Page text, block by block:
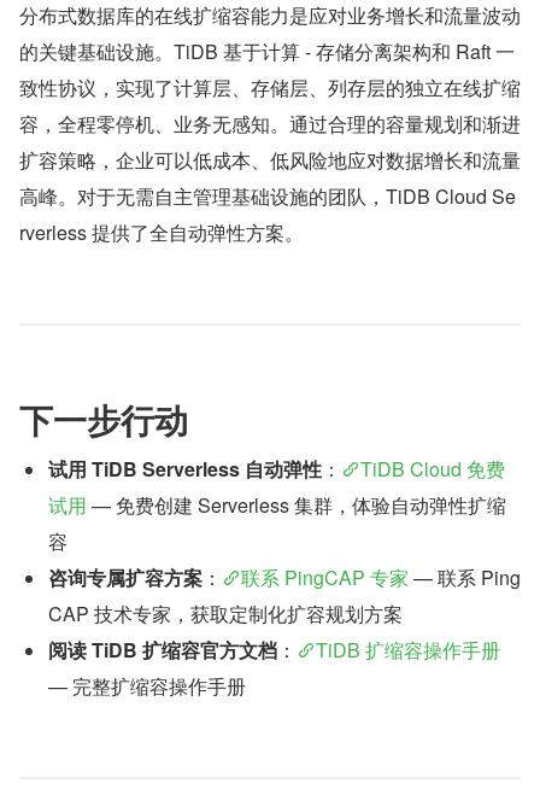
分布式数据库的在线扩缩容能力是应对业务增长和流量波动
的关键基础设施。TiDB 基于计算 - 存储分离架构和 Raft 一
致性协议，实现了计算层、存储层、列存层的独立在线扩缩
容，全程零停机、业务无感知。通过合理的容量规划和渐进
扩容策略，企业可以低成本、低风险地应对数据增长和流量
高峰。对于无需自主管理基础设施的团队，TiDB Cloud Se
rverless 提供了全自动弹性方案。
下一步行动
试用 TiDB Serverless 自动弹性 ：
TiDB Cloud 免费
试用 — 免费创建 Serverless 集群，体验自动弹性扩缩
容
咨询专属扩容方案 ： 联系 PingCAP 专家 — 联系 Ping
CAP 技术专家，获取定制化扩容规划方案
阅读 TiDB 扩缩容官方文档 ：
TiDB 扩缩容操作手册
— 完整扩缩容操作手册